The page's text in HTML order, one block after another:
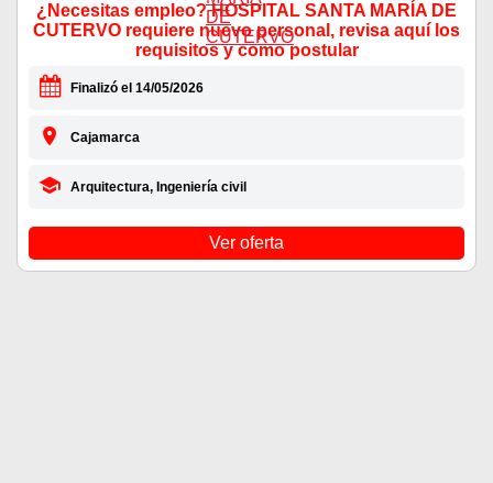
¿Necesitas empleo? HOSPITAL SANTA MARÍA DE
CUTERVO requiere nuevo personal, revisa aquí los
requisitos y como postular
Finalizó el 14/05/2026
Cajamarca
Arquitectura, Ingeniería civil
Ver oferta